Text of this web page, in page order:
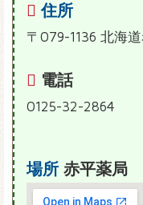
住所
〒079-1136 北海
電話
0125-32-2864
場所 赤平薬局